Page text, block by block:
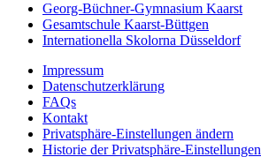
Georg-Büchner-Gymnasium Kaarst
Gesamtschule Kaarst-Büttgen
Internationella Skolorna Düsseldorf
Impressum
Datenschutzerklärung
FAQs
Kontakt
Privatsphäre-Einstellungen ändern
Historie der Privatsphäre-Einstellungen